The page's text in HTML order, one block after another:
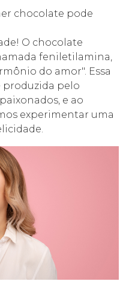
chocolate pode
O chocolate
feniletilamina,
do amor". Essa
pelo
e ao
experimentar uma